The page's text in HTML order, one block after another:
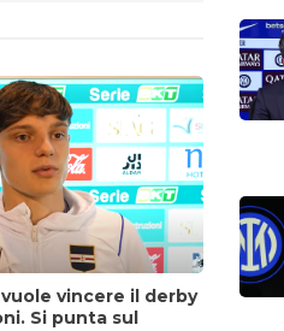
vuole vincere il derby
Si punta sul